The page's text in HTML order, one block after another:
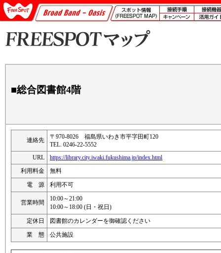
■総合図書館4階
連絡先
〒970-8026 福島県いわき市平字田町120
TEL. 0246-22-5552
URL
https://library.city.iwaki.fukushima.jp/index.html
利用料金
無料
電 源
利用不可
営業時間
10:00～21:00
10:00～18:00 (日・祝日)
定休日
図書館のカレンダーを御確認ください
業 態
公共施設